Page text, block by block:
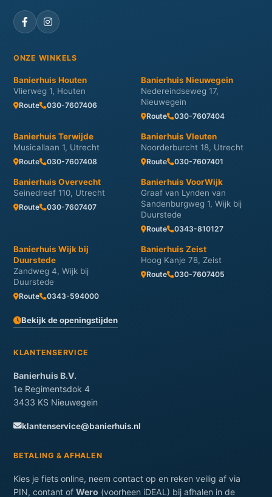
ONZE WINKELS
Banierhuis Houten
Vlierweg 1, Houten
Route 030-7607406
Banierhuis Nieuwegein
Nedereindseweg 17,
Nieuwegein
Route 030-7607404
Banierhuis Terwijde
Musicallaan 1, Utrecht
Route 030-7607408
Banierhuis Vleuten
Noorderburcht 18, Utrecht
Route 030-7607401
Banierhuis Overvecht
Seinedreef 110, Utrecht
Route 030-7607407
Banierhuis VoorWijk
Graaf van Lynden van
Sandenburgweg 1, Wijk bij
Duurstede
Route 0343-810127
Banierhuis Wijk bij
Duurstede
Zandweg 4, Wijk bij
Duurstede
Route 0343-594000
Banierhuis Zeist
Hoog Kanje 78, Zeist
Route 030-7607405
Bekijk de openingstijden
KLANTENSERVICE
Banierhuis B.V.
1e Regimentsdok 4
3433 KS Nieuwegein
klantenservice@banierhuis.nl
BETALING & AFHALEN
Kies je fiets online, neem contact op en reken veilig af via
PIN, contant of Wero (voorheen iDEAL) bij afhalen in de